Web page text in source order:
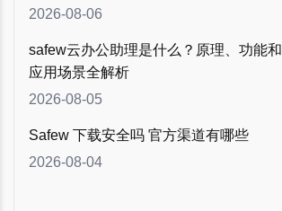
2026-08-06
safew云办公助理是什么？原理、功能和
应用场景全解析
2026-08-05
Safew 下载安全吗 官方渠道有哪些
2026-08-04